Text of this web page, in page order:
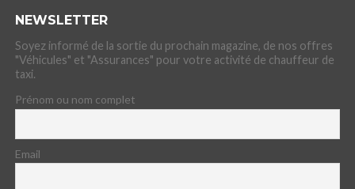
NEWSLETTER
Soyez informé de la sortie du prochain magazine, de nos offres
"Véhicules" et "Assurances" pour votre activité de chauffeur de
taxi.
Prénom ou nom complet
Email